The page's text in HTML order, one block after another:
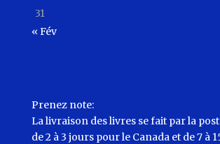
31
« Fév
Prenez note:
La livraison des livres se fait par la
de 2 à 3 jours pour le Canada et de 7 à